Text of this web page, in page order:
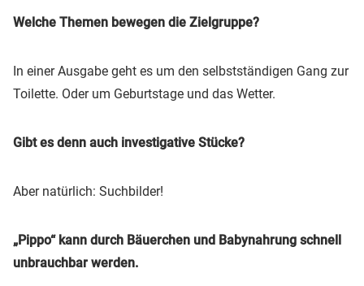
Welche Themen bewegen die Zielgruppe?
In einer Ausgabe geht es um den selbstständigen Gang zur
Toilette. Oder um Geburtstage und das Wetter.
Gibt es denn auch investigative Stücke?
Aber natürlich: Suchbilder!
„Pippo“ kann durch Bäuerchen und Babynahrung schnell
unbrauchbar werden.